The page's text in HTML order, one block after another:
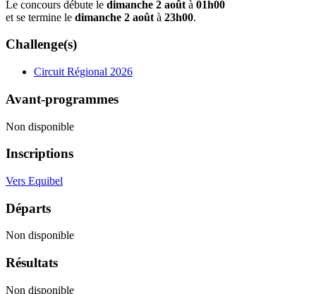
Le concours débute le dimanche 2 août à 01h00
et se termine le dimanche 2 août à 23h00.
Challenge(s)
Circuit Régional 2026
Avant-programmes
Non disponible
Inscriptions
Vers Equibel
Départs
Non disponible
Résultats
Non disponible